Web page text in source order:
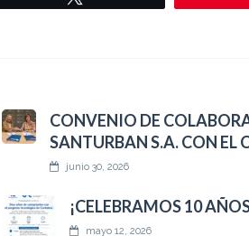
CONVENIO DE
SANTURBAN S.A. CON EL
junio 30, 2026
¡CELEBRAMOS 10
mayo 12, 2026